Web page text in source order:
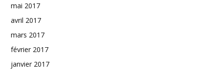
mai 2017
avril 2017
mars 2017
février 2017
janvier 2017